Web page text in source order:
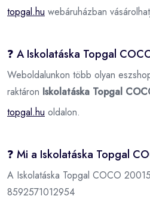
topgal.hu webáruházban
❓ A Iskolatáska Topgal
Weboldalunkon több olyan
raktáron Iskolatáska Topgal
topgal.hu oldalon.
❓ Mi a Iskolatáska Topgal
A Iskolatáska Topgal COCO
8592571012954